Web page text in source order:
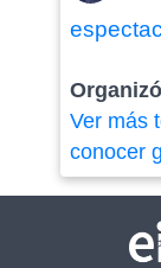
Ver más
conocer